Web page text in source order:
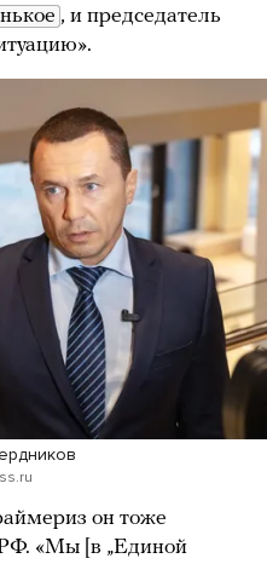
, и председатель
он тоже
«Мы [в „Единой